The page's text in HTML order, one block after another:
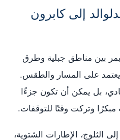
إلى كابرون
بين مناطق جبلية وطرق
يعتمد على المسار والطقس.
بل يمكن أن تكون جزءًا
وتركت وقتًا للتوقفات.
الثلوج، الإطارات الشتوية،